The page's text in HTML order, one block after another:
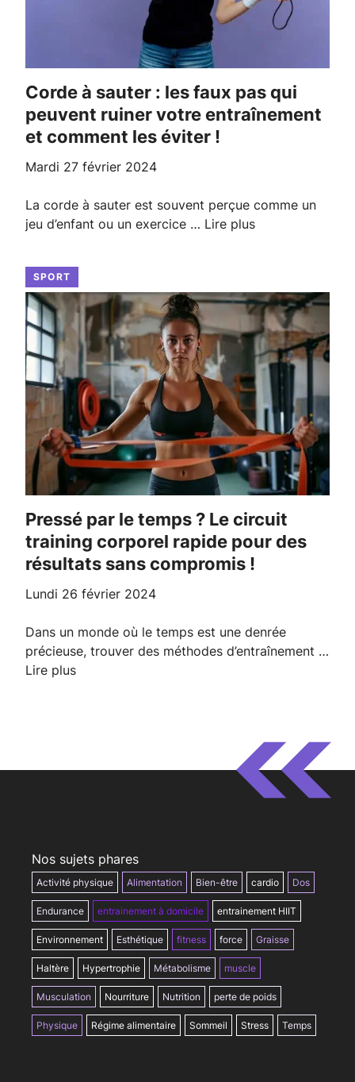
Corde à sauter : les faux pas qui
peuvent ruiner votre entraînement
et comment les éviter !
mardi 27 février 2024
La corde à sauter est souvent perçue comme un
jeu d’enfant ou un exercice … Lire plus
SPORT
Pressé par le temps ? Le circuit
training corporel rapide pour des
résultats sans compromis !
lundi 26 février 2024
Dans un monde où le temps est une denrée
précieuse, trouver des méthodes d’entraînement …
Lire plus
Nos sujets phares
Activité physique Alimentation Bien-être cardio Dos
Endurance entrainement à domicile entrainement HIIT
Environnement Esthétique fitness force Graisse
Haltère Hypertrophie Métabolisme muscle
Musculation Nourriture Nutrition perte de poids
Physique Régime alimentaire Sommeil Stress Temps